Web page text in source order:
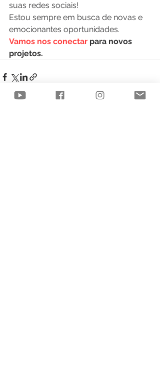
suas redes sociais!
Estou sempre em busca de novas e
emocionantes oportunidades.
Vamos nos conectar para novos
projetos.